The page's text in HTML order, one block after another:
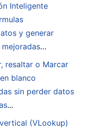
Inteligente
y generar
mejoradas…
resaltar o Marcar
blanco
sin perder datos
...
(VLookup)